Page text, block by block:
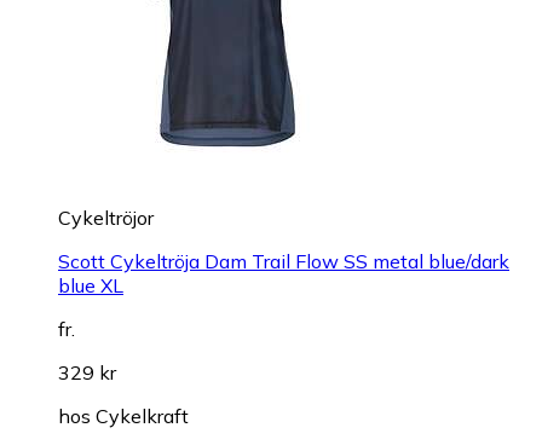
Cykeltröjor
Scott Cykeltröja Dam Trail Flow SS metal blue/dark
blue XL
fr.
329 kr
hos Cykelkraft